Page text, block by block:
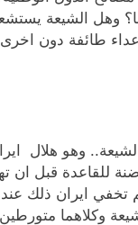
وهل الشيعة
اعداء طائفة دون
وهو هلال
للقاعدة قبل ان
ايران ذلك
وكلاهما متورطين